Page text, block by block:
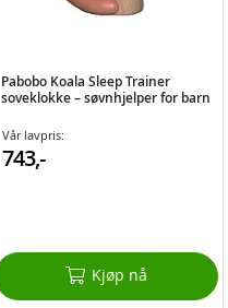
Pabobo Koala Sleep Trainer
soveklokke – søvnhjelper for barn
Vår lavpris:
743,-
Kjøp nå